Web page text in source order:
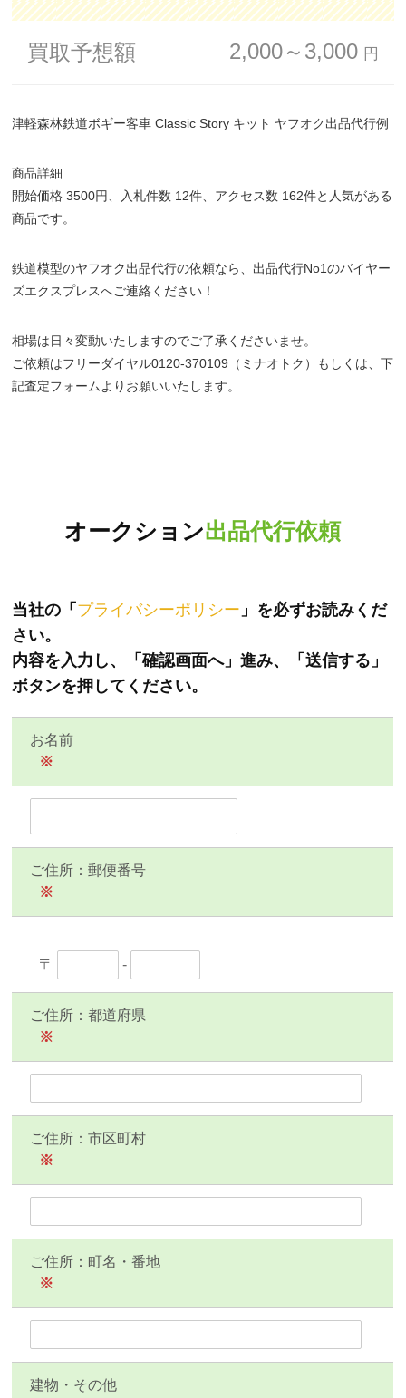
買取予想額 2,000～3,000 円
津軽森林鉄道ボギー客車 Classic Story キット ヤフオク出品代行例
商品詳細
開始価格 3500円、入札件数 12件、アクセス数 162件と人気がある
商品です。
鉄道模型のヤフオク出品代行の依頼なら、出品代行No1のバイヤー
ズエクスプレスへご連絡ください！
相場は日々変動いたしますのでご了承くださいませ。
ご依頼はフリーダイヤル0120-370109（ミナオトク）もしくは、下
記査定フォームよりお願いいたします。
オークション出品代行依頼
当社の「 プライバシーポリシー 」を必ずお読みくだ
さい。
内容を入力し、「確認画面へ」進み、「送信する」
ボタンを押してください。
お名前
※
ご住所：郵便番号
※
〒 -
ご住所：都道府県
※
ご住所：市区町村
※
ご住所：町名・番地
※
建物・その他